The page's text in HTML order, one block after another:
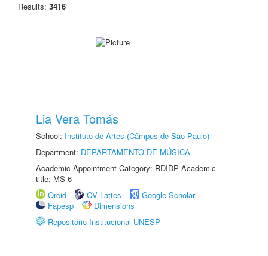
Results: 3416
Lia Vera Tomás
School: Instituto de Artes (Câmpus de São Paulo)
Department: DEPARTAMENTO DE MÚSICA
Academic Appointment Category: RDIDP Academic
title: MS-6
Orcid
CV Lattes
Google Scholar
Fapesp
Dimensions
Repositório Institucional UNESP